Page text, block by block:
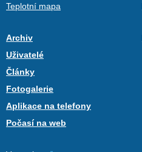
Teplotní mapa
Archiv
Uživatelé
Články
Fotogalerie
Aplikace na telefony
Počasí na web